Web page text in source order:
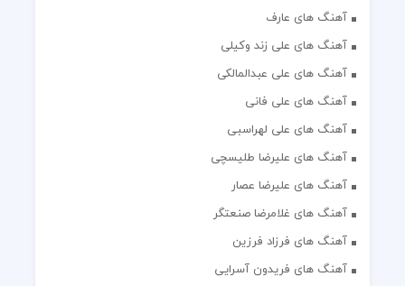
آهنگ های عارف
آهنگ های علی زند وکیلی
آهنگ های علی عبدالمالکی
آهنگ های علی فانی
آهنگ های علی لهراسبی
آهنگ های علیرضا طلیسچی
آهنگ های علیرضا عصار
آهنگ های غلامرضا صنعتگر
آهنگ های فرزاد فرزین
آهنگ های فریدون آسرایی